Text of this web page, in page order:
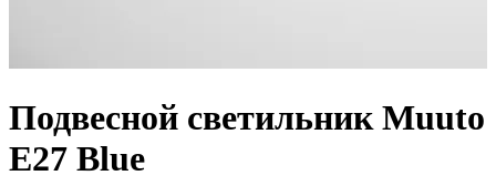
Подвесной светильник Muuto
E27 Blue